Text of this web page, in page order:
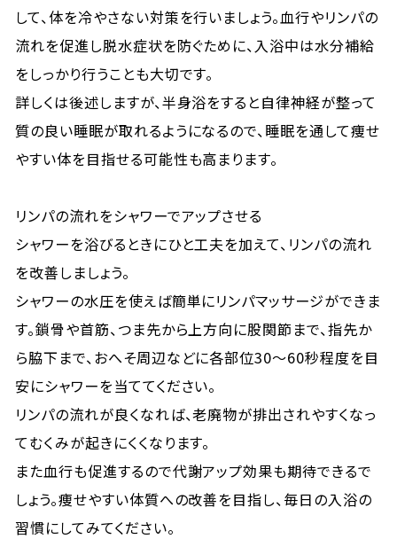
して、体を冷やさない対策を行いましょう。血行やリンパの
流れを促進し脱水症状を防ぐために、入浴中は水分補給
をしっかり行うことも大切です。
詳しくは後述しますが、半身浴をすると自律神経が整って
質の良い睡眠が取れるようになるので、睡眠を通して痩せ
やすい体を目指せる可能性も高まります。
リンパの流れをシャワーでアップさせる
シャワーを浴びるときにひと工夫を加えて、リンパの流れ
を改善しましょう。
シャワーの水圧を使えば簡単にリンパマッサージができま
す。鎖骨や首筋、つま先から上方向に股関節まで、指先か
ら脇下まで、おへそ周辺などに各部位30〜60秒程度を目
安にシャワーを当ててください。
リンパの流れが良くなれば、老廃物が排出されやすくなっ
てむくみが起きにくくなります。
また血行も促進するので代謝アップ効果も期待できるで
しょう。痩せやすい体質への改善を目指し、毎日の入浴の
習慣にしてみてください。